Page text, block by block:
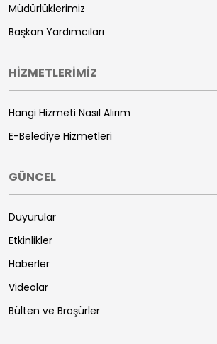
Müdürlüklerimiz
Başkan Yardımcıları
HİZMETLERİMİZ
Hangi Hizmeti Nasıl Alırım
E-Belediye Hizmetleri
GÜNCEL
Duyurular
Etkinlikler
Haberler
Videolar
Bülten ve Broşürler